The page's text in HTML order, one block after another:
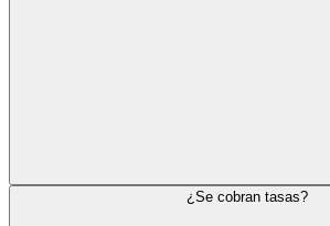
¿Se cobran tasas?